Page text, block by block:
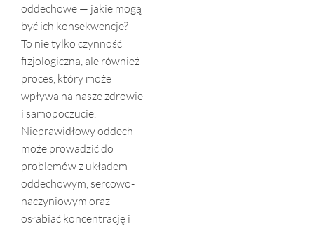
oddechowe — jakie mogą
być ich konsekwencje? –
To nie tylko czynność
fizjologiczna, ale również
proces, który może
wpływa na nasze zdrowie
i samopoczucie.
Nieprawidłowy oddech
może prowadzić do
problemów z układem
oddechowym, sercowo-
naczyniowym oraz
osłabiać koncentrację i